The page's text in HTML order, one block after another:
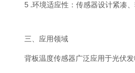
5 .环境适应性：传感器设计紧凑
三、应用领域
背板温度传感器广泛应用于光伏